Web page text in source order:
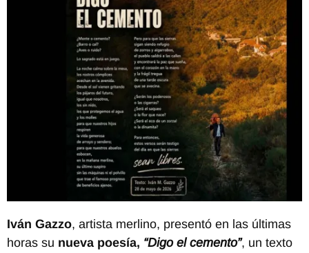
Iván Gazzo, artista merlino, presentó en las últimas
horas su nueva poesía, “Digo el cemento”, un texto